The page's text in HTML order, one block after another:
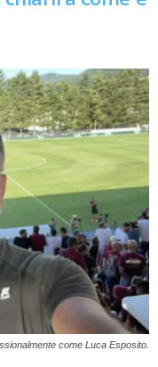
come Luca Esposito.